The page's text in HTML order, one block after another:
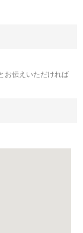
お伝えいただければ